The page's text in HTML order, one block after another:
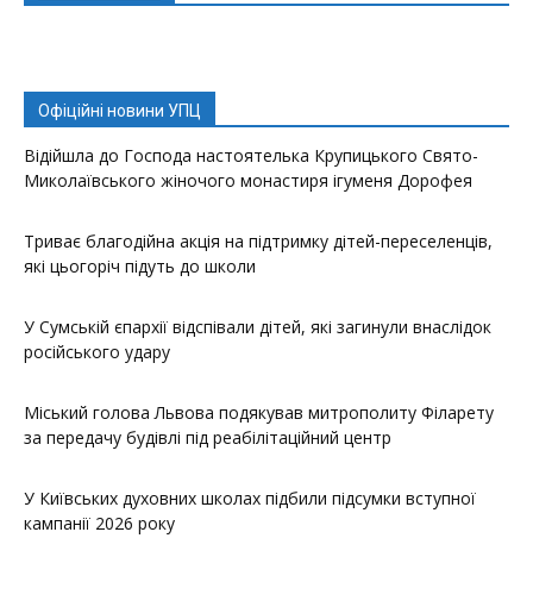
Офіційні новини УПЦ
Відійшла до Господа настоятелька Крупицького Свято-
Миколаївського жіночого монастиря ігуменя Дорофея
Триває благодійна акція на підтримку дітей-переселенців,
які цьогоріч підуть до школи
У Сумській єпархії відспівали дітей, які загинули внаслідок
російського удару
Міський голова Львова подякував митрополиту Філарету
за передачу будівлі під реабілітаційний центр
У Київських духовних школах підбили підсумки вступної
кампанії 2026 року